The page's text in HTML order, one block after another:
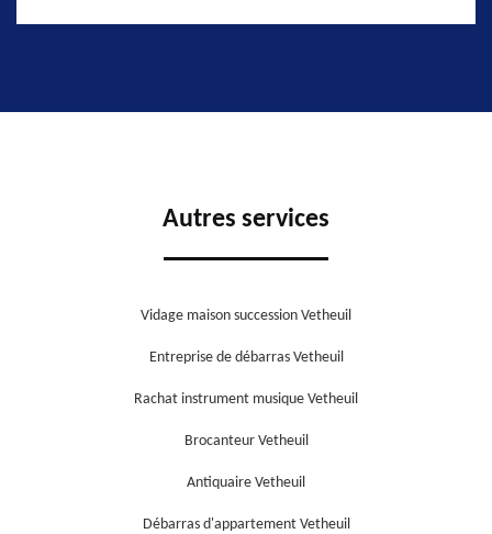
Autres services
Vidage maison succession Vetheuil
Entreprise de débarras Vetheuil
Rachat instrument musique Vetheuil
Brocanteur Vetheuil
Antiquaire Vetheuil
Débarras d'appartement Vetheuil